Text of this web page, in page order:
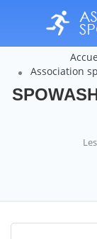
Association